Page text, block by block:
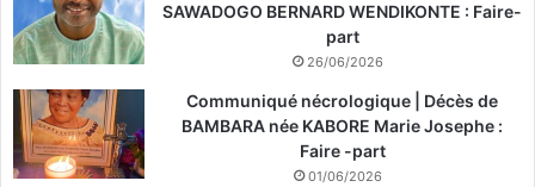
SAWADOGO BERNARD WENDIKONTE : Faire-
part
26/06/2026
Communiqué nécrologique | Décès de
BAMBARA née KABORE Marie Josephe :
Faire -part
01/06/2026